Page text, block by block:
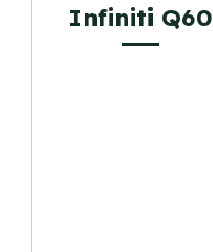
Infiniti Q60